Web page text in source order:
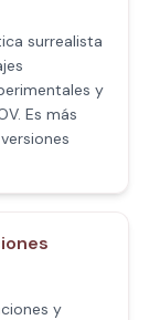
surrealista
y
Es más
y